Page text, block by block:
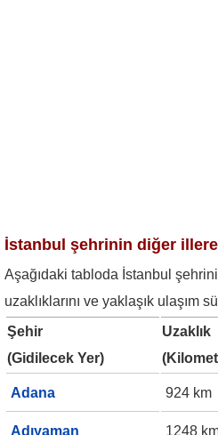
İstanbul şehrinin diğer illere
Aşağıdaki tabloda İstanbul
uzaklıklarını ve yaklaşık ulaşım
Şehir
(Gidilecek Yer)
Uzaklık
Adana 924 km
Adıyaman 1248